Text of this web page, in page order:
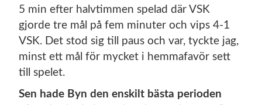
5 min efter halvtimmen spelad där VSK
gjorde tre mål på fem minuter och vips 4-1
VSK. Det stod sig till paus och var, tyckte jag,
minst ett mål för mycket i hemmafavör sett
till spelet.
Sen hade Byn den enskilt bästa perioden